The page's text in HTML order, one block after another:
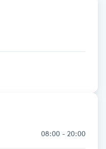
08:00 - 20:00